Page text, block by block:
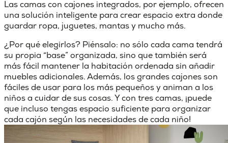
Las camas con cajones integrados, por ejemplo, ofrecen
una solución inteligente para crear espacio extra donde
guardar ropa, juguetes, mantas y mucho más.
¿Por qué elegirlos? Piénsalo: no sólo cada cama tendrá
su propia “base” organizada, sino que también será
más fácil mantener la habitación ordenada sin añadir
muebles adicionales. Además, los grandes cajones son
fáciles de usar para los más pequeños y animan a los
niños a cuidar de sus cosas. Y con tres camas, ¡puede
que incluso tengasespacio suficiente para organizar
cada cajón según las necesidades de cada niño!